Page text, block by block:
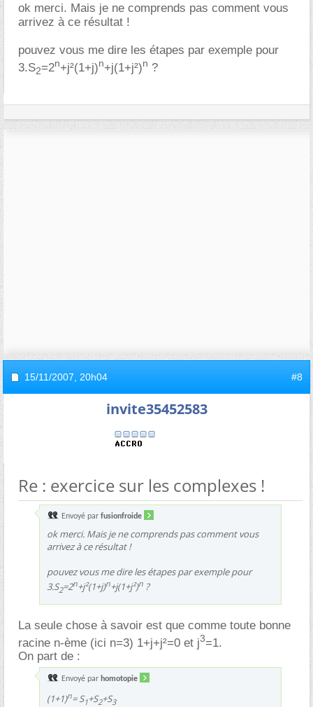
ok merci. Mais je ne comprends pas comment vous
arrivez à ce résultat !
pouvez vous me dire les étapes par exemple pour
3.S2=2n+j²(1+j)n+j(1+j²)n ?
15/11/2007, 20h04 #8
invite35452583
Re : exercice sur les complexes !
Envoyé par fusionfroide
ok merci. Mais je ne comprends pas comment vous
arrivez à ce résultat !
pouvez vous me dire les étapes par exemple pour
3.S2=2n+j²(1+j)n+j(1+j²)n ?
La seule chose à savoir est que comme toute bonne
racine n-ème (ici n=3) 1+j+j²=0 et j3=1.
On part de :
Envoyé par homotopie
(1+1)n= S 1+S2+S3